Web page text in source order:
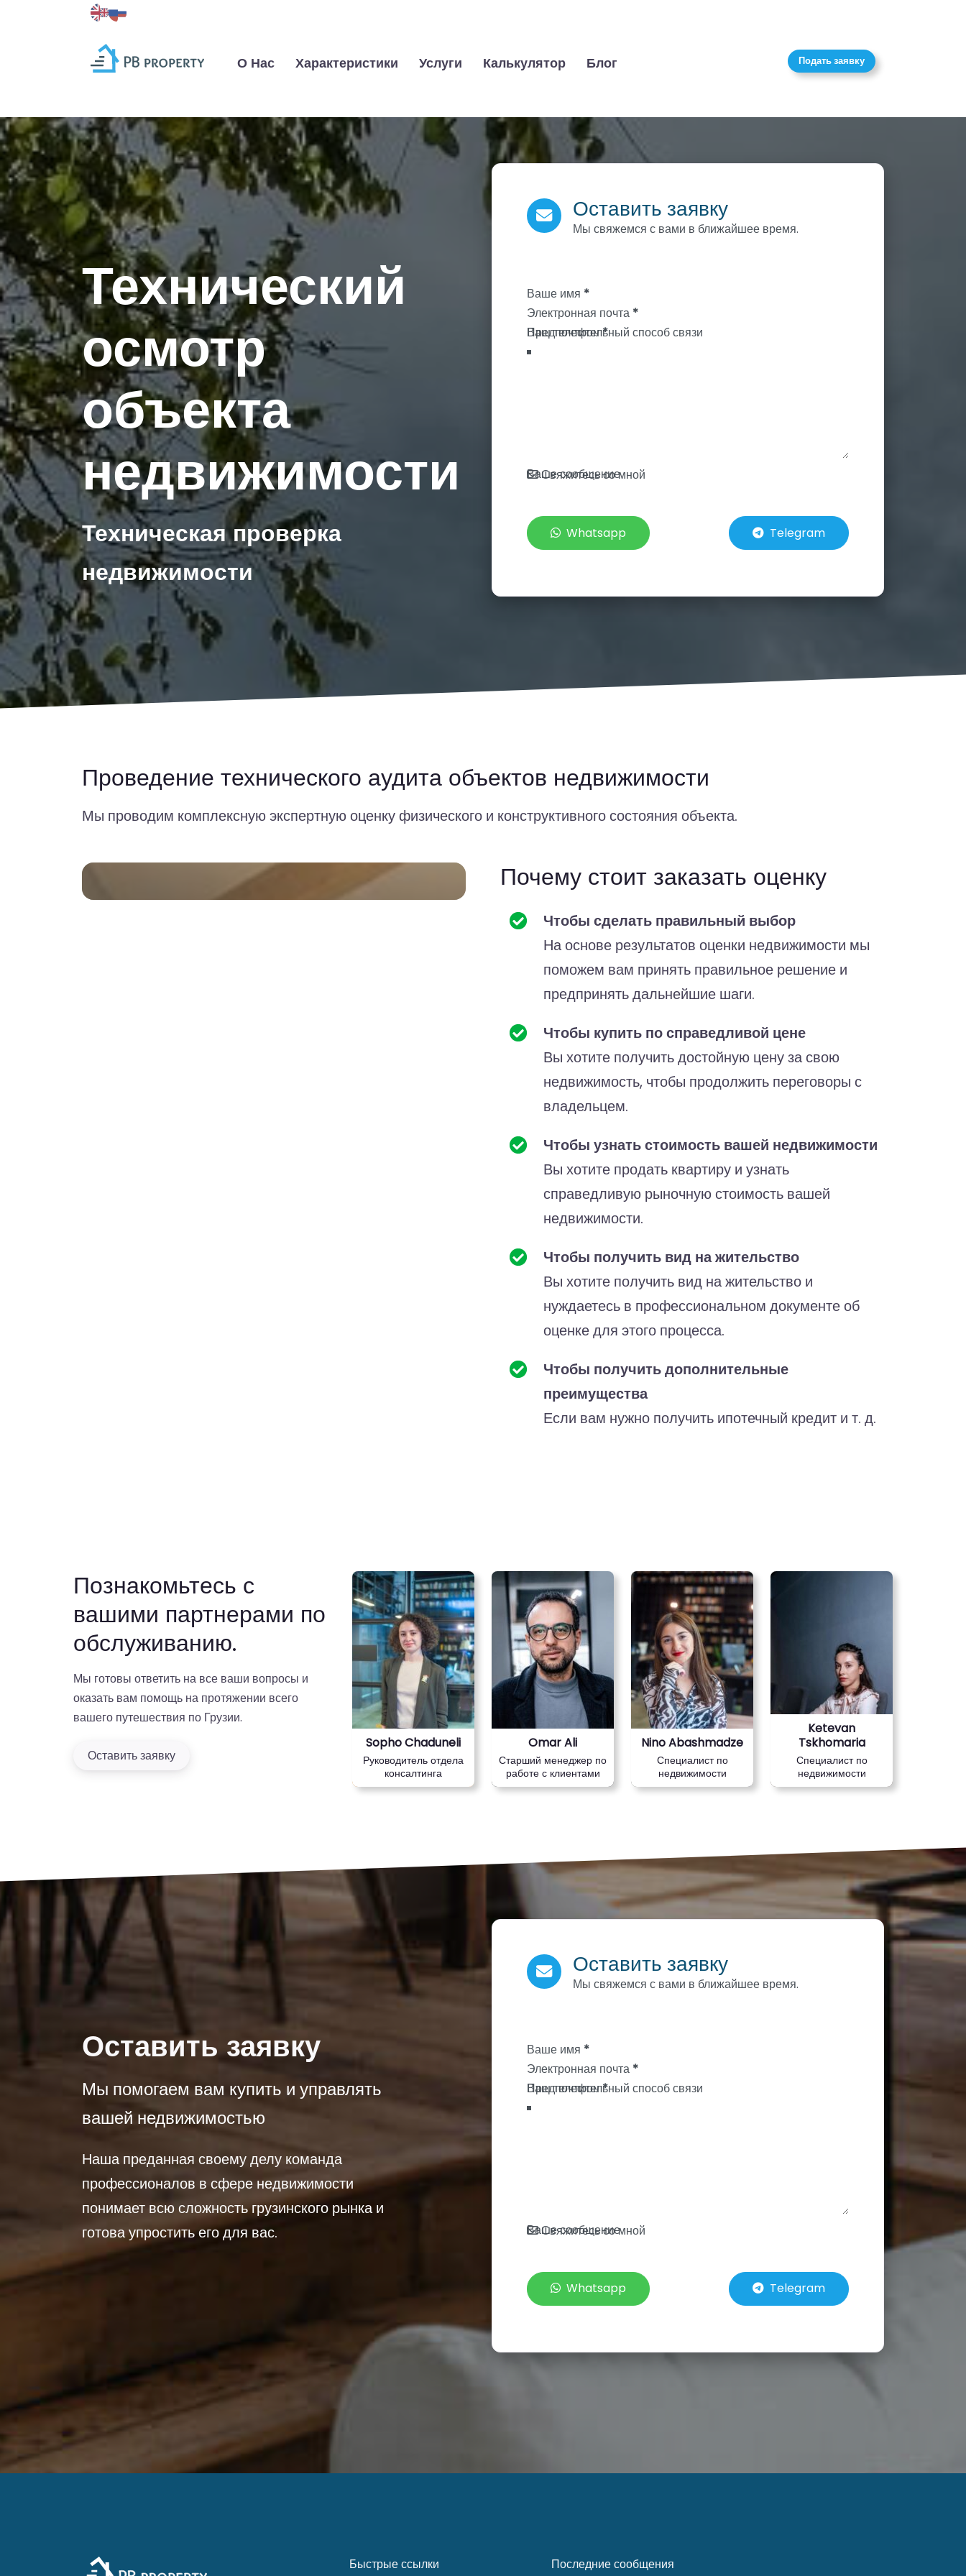
О Нас Характеристики Услуги Калькулятор Блог Подать заявку
Технический
осмотр
объекта
недвижимости
Техническая проверка
недвижимости
Оставить заявку
Мы свяжемся с вами в ближайшее время.
Ваше имя *
Электронная почта *
Ваш телефон *
Ваше сообщение
Свяжитесь со мной
Whatsapp Telegram
Проведение технического аудита объектов недвижимости
Мы проводим комплексную экспертную оценку физического и конструктивного состояния объекта.
Почему стоит заказать оценку
Чтобы сделать правильный выбор
На основе результатов оценки недвижимости мы
поможем вам принять правильное решение и
предпринять дальнейшие шаги.
Чтобы купить по справедливой цене
Вы хотите получить достойную цену за свою
недвижимость, чтобы продолжить переговоры с
владельцем.
Чтобы узнать стоимость вашей недвижимости
Вы хотите продать квартиру и узнать
справедливую рыночную стоимость вашей
недвижимости.
Чтобы получить вид на жительство
Вы хотите получить вид на жительство и
нуждаетесь в профессиональном документе об
оценке для этого процесса.
Чтобы получить дополнительные
преимущества
Если вам нужно получить ипотечный кредит и т. д.
Познакомьтесь с
вашими партнерами по
обслуживанию.
Мы готовы ответить на все ваши вопросы и
оказать вам помощь на протяжении всего
вашего путешествия по Грузии.
Оставить заявку
Sopho Chaduneli
Руководитель отдела
консалтинга
Omar Ali
Старший менеджер по
работе с клиентами
Nino Abashmadze
Специалист по
недвижимости
Ketevan
Tskhomaria
Специалист по
недвижимости
Оставить заявку
Мы помогаем вам купить и управлять
вашей недвижимостью
Наша преданная своему делу команда
профессионалов в сфере недвижимости
понимает всю сложность грузинского рынка и
готова упростить его для вас.
Оставить заявку
Мы свяжемся с вами в ближайшее время.
Ваше имя *
Электронная почта *
Ваш телефон *
Ваше сообщение
Свяжитесь со мной
Whatsapp Telegram
Быстрые ссылки Последние сообщения